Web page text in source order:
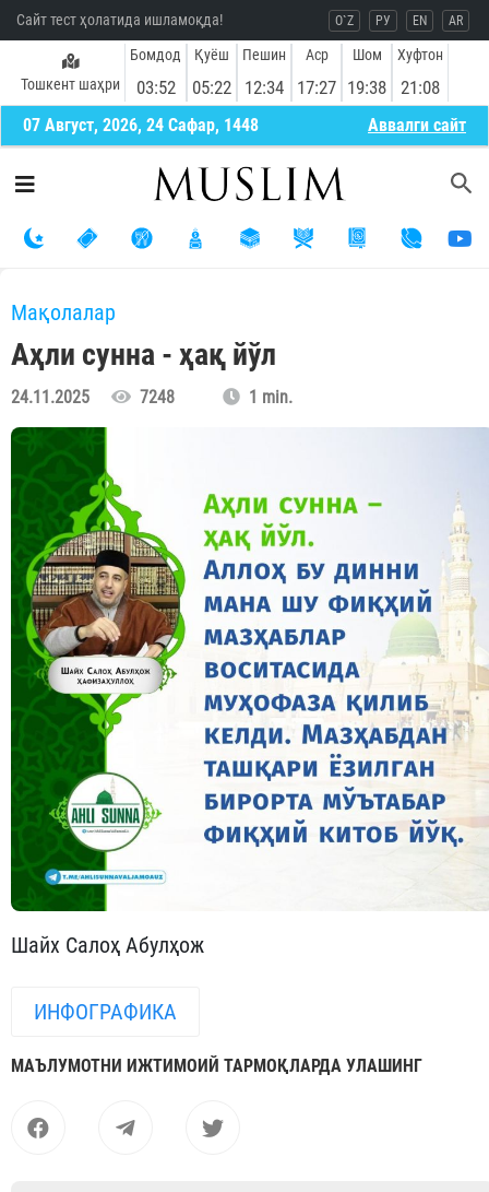
Сайт тест ҳолатида ишламоқда! O`Z РУ EN AR
Тошкент шаҳри
Бомдод
03:52
Қуёш
05:22
Пешин
12:34
Аср
17:27
Шом
19:38
Хуфтон
21:08
07 Август, 2026, 24 Сафар, 1448 Aввалги сайт
Мақолалар
Аҳли сунна - ҳақ йўл
24.11.2025 7248 1 min.
Шайх Салоҳ Абулҳож
ИНФОГРАФИКА
МАЪЛУМОТНИ ИЖТИМОИЙ ТАРМОҚЛАРДА УЛАШИНГ